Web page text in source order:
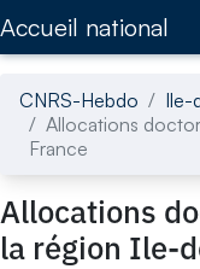
Accueil national
CNRS-Hebdo Ile-
Allocations
France
Allocations
la région Ile-